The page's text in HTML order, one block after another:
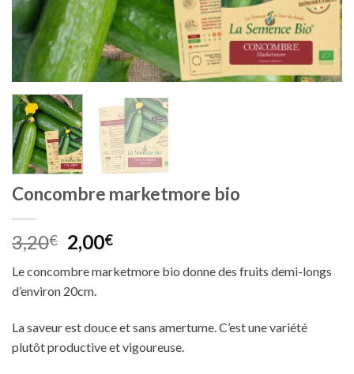
Concombre marketmore bio
3,20€ Le
prix
initial
était :
2,00€Le
actuel
Le concombre marketmore bio donne des fruits demi-longs
d’environ 20cm.
La saveur est douce et sans amertume. C’est une variété
plutôt productive et vigoureuse.